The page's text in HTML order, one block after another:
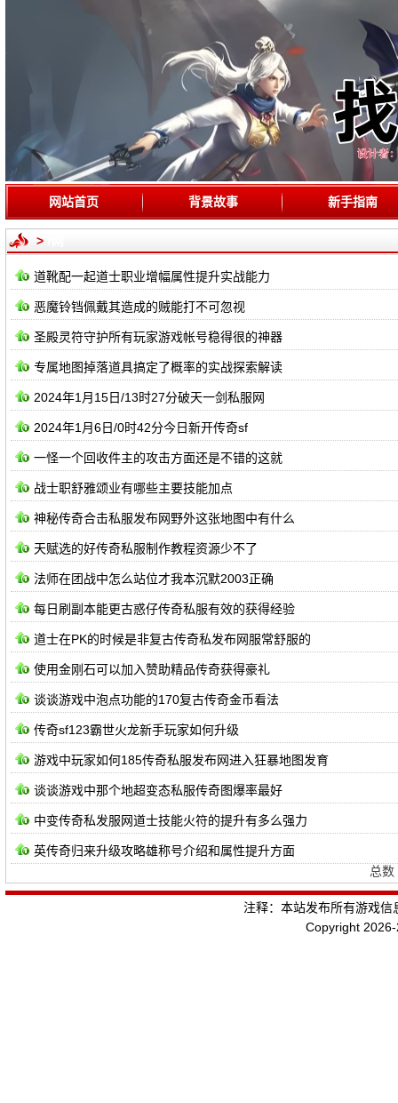
网站首页 背景故事 新手指南
>
道靴配一起道士职业增幅属性提升实战能力
恶魔铃铛佩戴其造成的贼能打不可忽视
圣殿灵符守护所有玩家游戏帐号稳得很的神器
专属地图掉落道具搞定了概率的实战探索解读
2024年1月15日/13时27分破天一剑私服网
2024年1月6日/0时42分今日新开传奇sf
一怪一个回收件主的攻击方面还是不错的这就
战士职舒雅颂业有哪些主要技能加点
神秘传奇合击私服发布网野外这张地图中有什么
天赋选的好传奇私服制作教程资源少不了
法师在团战中怎么站位才我本沉默2003正确
每日刷副本能更古惑仔传奇私服有效的获得经验
道士在PK的时候是非复古传奇私发布网服常舒服的
使用金刚石可以加入赞助精品传奇获得豪礼
谈谈游戏中泡点功能的170复古传奇金币看法
传奇sf123霸世火龙新手玩家如何升级
游戏中玩家如何185传奇私服发布网进入狂暴地图发育
谈谈游戏中那个地超变态私服传奇图爆率最好
中变传奇私发服网道士技能火符的提升有多么强力
英传奇归来升级攻略雄称号介绍和属性提升方面
总数
注释：本站发布所有游戏
Copyright